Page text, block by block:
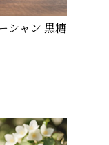
シャン 黒糖